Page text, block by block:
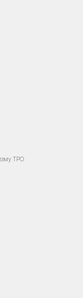
ТРО